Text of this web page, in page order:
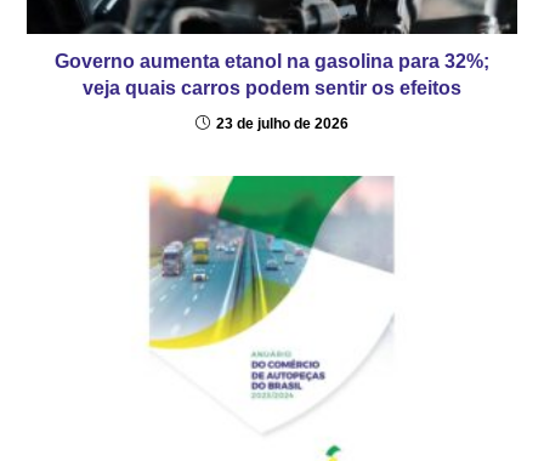
Governo aumenta etanol na gasolina para 32%;
veja quais carros podem sentir os efeitos
23 de julho de 2026